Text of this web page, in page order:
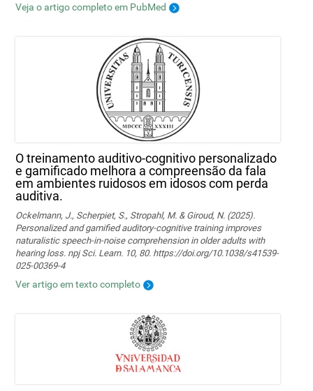
Veja o artigo completo em PubMed
O treinamento auditivo-cognitivo personalizado
e gamificado melhora a compreensão da fala
em ambientes ruidosos em idosos com perda
auditiva.
Ockelmann, J., Scherpiet, S., Stropahl, M. & Giroud, N. (2025).
Personalized and gamified auditory-cognitive training improves
naturalistic speech-in-noise comprehension in older adults with
hearing loss. npj Sci. Learn. 10, 80. https://doi.org/10.1038/s41539-
025-00369-4
Ver artigo em texto completo